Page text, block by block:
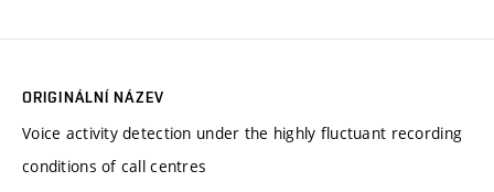
ORIGINÁLNÍ NÁZEV
Voice activity detection under the highly fluctuant recording
conditions of call centres